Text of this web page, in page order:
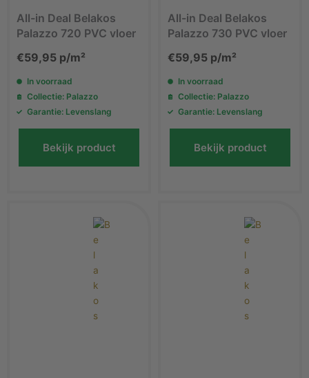
All-in Deal Belakos
Palazzo 720 PVC vloer
€59,95 p/m²
In voorraad
Collectie: Palazzo
Garantie: Levenslang
Bekijk product
All-in Deal Belakos
Palazzo 730 PVC vloer
€59,95 p/m²
In voorraad
Collectie: Palazzo
Garantie: Levenslang
Bekijk product